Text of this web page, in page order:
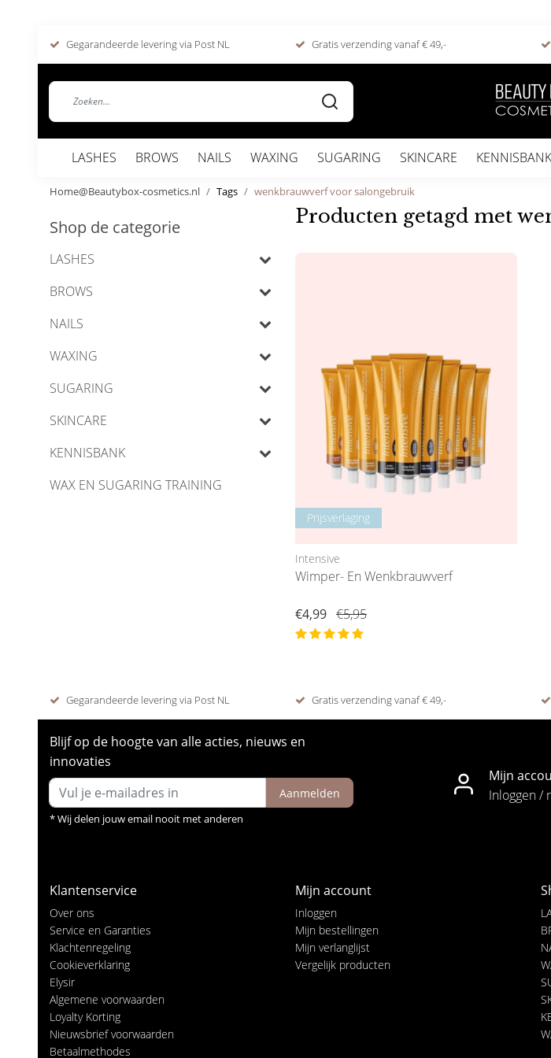
Gegarandeerde levering via Post NL Gratis verzending vanaf € 49,-
LASHES BROWS NAILS WAXING SUGARING SKINCARE KENNISBANK
Home@Beautybox-cosmetics.nl Tags wenkbrauwverf voor salongebruik
Shop de categorie
LASHES
BROWS
NAILS
WAXING
SUGARING
SKINCARE
KENNISBANK
WAX EN SUGARING TRAINING
Producten getagd met
Prijsverlaging
Intensive
Wimper- En Wenkbrauwverf
€4,99 €5,95
Gegarandeerde levering via Post NL Gratis verzending vanaf € 49,-
Blijf op de hoogte van alle acties, nieuws en
innovaties
Aanmelden
* Wij delen jouw email nooit met anderen
Mijn
Inloggen /
Klantenservice
Over ons
Service en Garanties
Klachtenregeling
Cookieverklaring
Elysir
Algemene voorwaarden
Loyalty Korting
Nieuwsbrief voorwaarden
Betaalmethodes
Mijn account
Inloggen
Mijn bestellingen
Mijn verlanglijst
Vergelijk producten